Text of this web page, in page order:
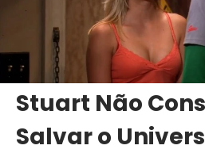
Stuart Não
Salvar o